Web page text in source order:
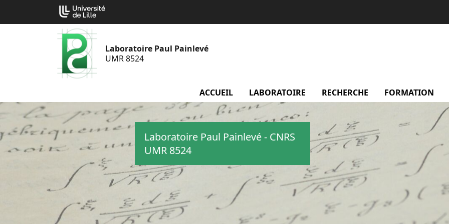
contenu
Laboratoire Paul Painlevé
UMR 8524
ACCUEIL LABORATOIRE menu Laboratoire
RECHERCHE menu Recherche
FORMATION
Laboratoire Paul Painlevé - CNRS
UMR 8524
Cookies management panel